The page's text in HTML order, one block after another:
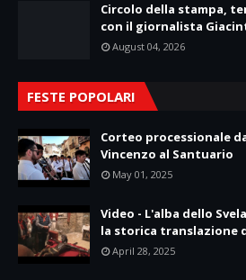
Circolo della stampa,
con il giornalista
August 04, 2026
FESTE POPOLARI
Corteo processionale
Vincenzo al Santuario
May 01, 2025
Video - L'alba dello
la storica translazione
April 28, 2025